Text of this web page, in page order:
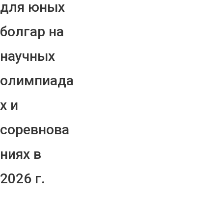
для юных
болгар на
научных
олимпиада
х и
соревнова
ниях в
2026 г.